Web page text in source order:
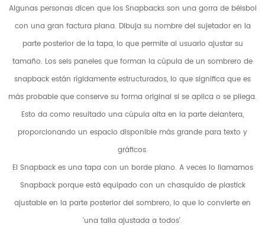
Algunas personas dicen que los Snapbacks son una gorra de béisbol
con una gran factura plana. Dibuja su nombre del sujetador en la
parte posterior de la tapa, lo que permite al usuario ajustar su
tamaño. Los seis paneles que forman la cúpula de un sombrero de
snapback están rígidamente estructurados, lo que significa que es
más probable que conserve su forma original si se aplica o se pliega.
Esto da como resultado una cúpula alta en la parte delantera,
proporcionando un espacio disponible más grande para texto y
gráficos.
El Snapback es una tapa con un borde plano. A veces lo llamamos
Snapback porque está equipado con un chasquido de plastick
ajustable en la parte posterior del sombrero, lo que lo convierte en
'una talla ajustada a todos'.